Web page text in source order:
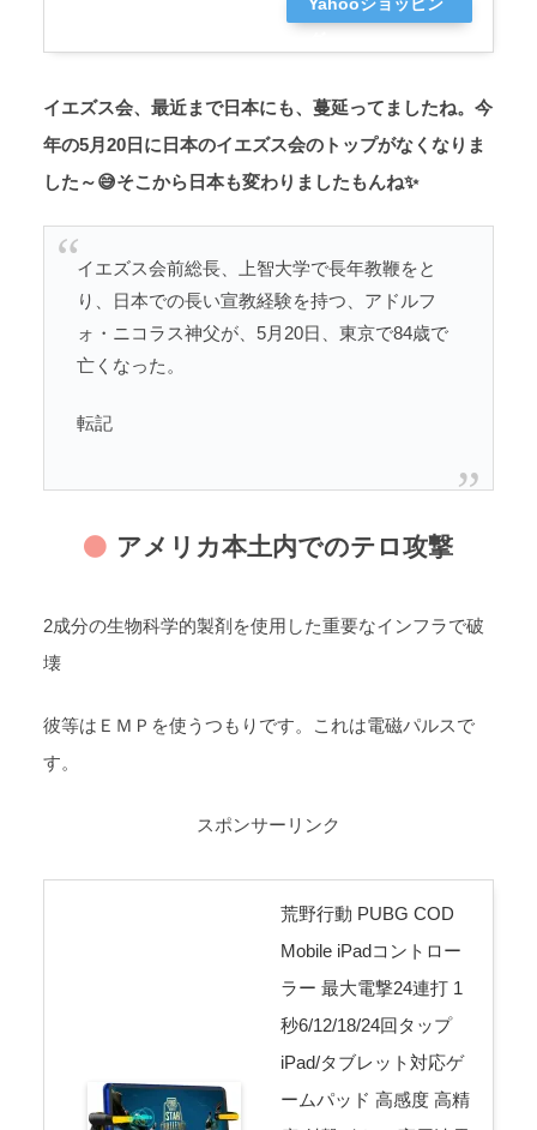
Yahooショッピン
イエズス会、最近まで日本にも、蔓延ってましたね。今
年の5月20日に日本のイエズス会のトップがなくなりま
した～😅そこから日本も変わりましたもんね✨
イエズス会前総長、上智大学で長年教鞭をと
り、日本での長い宣教経験を持つ、アドルフ
ォ・ニコラス神父が、5月20日、東京で84歳で
亡くなった。
転記
アメリカ本土内でのテロ攻撃
2成分の生物科学的製剤を使用した重要なインフラで破
壊
彼等はＥＭＰを使うつもりです。これは電磁パルスで
す。
スポンサーリンク
荒野行動 PUBG COD
Mobile iPadコントロー
ラー 最大電撃24連打 1
秒6/12/18/24回タップ
iPad/タブレット対応ゲ
ームパッド 高感度 高精